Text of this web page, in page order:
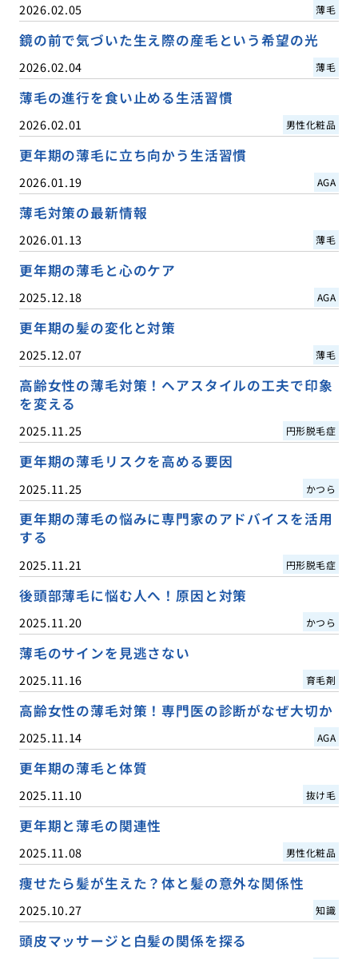
2026.02.05 薄毛
鏡の前で気づいた生え際の産毛という希望の光
2026.02.04 薄毛
薄毛の進行を食い止める生活習慣
2026.02.01 男性化粧品
更年期の薄毛に立ち向かう生活習慣
2026.01.19 AGA
薄毛対策の最新情報
2026.01.13 薄毛
更年期の薄毛と心のケア
2025.12.18 AGA
更年期の髪の変化と対策
2025.12.07 薄毛
高齢女性の薄毛対策！ヘアスタイルの工夫で印象
を変える
2025.11.25 円形脱毛症
更年期の薄毛リスクを高める要因
2025.11.25 かつら
更年期の薄毛の悩みに専門家のアドバイスを活用
する
2025.11.21 円形脱毛症
後頭部薄毛に悩む人へ！原因と対策
2025.11.20 かつら
薄毛のサインを見逃さない
2025.11.16 育毛剤
高齢女性の薄毛対策！専門医の診断がなぜ大切か
2025.11.14 AGA
更年期の薄毛と体質
2025.11.10 抜け毛
更年期と薄毛の関連性
2025.11.08 男性化粧品
痩せたら髪が生えた？体と髪の意外な関係性
2025.10.27 知識
頭皮マッサージと白髪の関係を探る